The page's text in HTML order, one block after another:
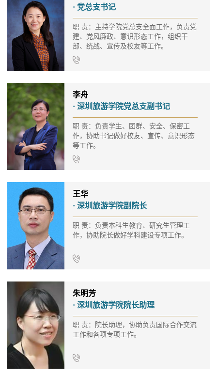
· 党总支书记
职 责：主持学院党总支全面工作，负责党
建、党风廉政、意识形态工作，组织干
部、统战、宣传及校友等工作。
李舟
· 深圳旅游学院党总支副书记
职 责：负责学生、团群、安全、保密工
作，协助书记做好校友、宣传、意识形态
等工作。
王华
· 深圳旅游学院副院长
职 责：负责本科生教育、研究生管理工
作，协助院长做好学科建设专项工作。
朱明芳
· 深圳旅游学院院长助理
职 责：院长助理，协助负责国际合作交流
工作和各项专项工作。